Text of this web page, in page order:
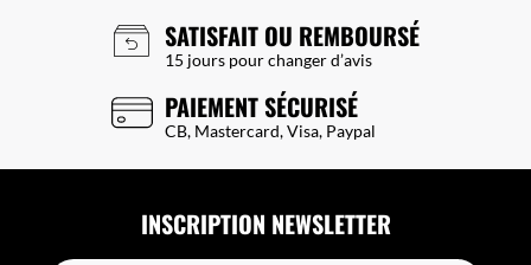
SATISFAIT OU REMBOURSÉ
15 jours pour changer d’avis
PAIEMENT SÉCURISÉ
CB, Mastercard, Visa, Paypal
INSCRIPTION NEWSLETTER